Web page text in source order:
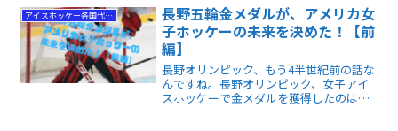
す。
アイスホッケー各国代表情報
長野五輪金メダルが、アメリカ女
子ホッケーの未来を決めた！【前
編】
長野オリンピック、もう4半世紀前の話な
んですね。長野オリンピック、女子アイ
スホッケーで金メダルを獲得したのは、